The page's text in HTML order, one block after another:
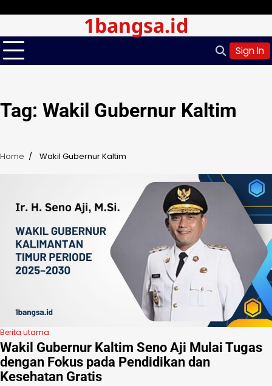
content
1bangsa.id
Sign In
Tag: Wakil Gubernur Kaltim
Home Wakil Gubernur Kaltim
Berita utama
Wakil Gubernur Kaltim Seno Aji Mulai Tugas
dengan Fokus pada Pendidikan dan
Kesehatan Gratis